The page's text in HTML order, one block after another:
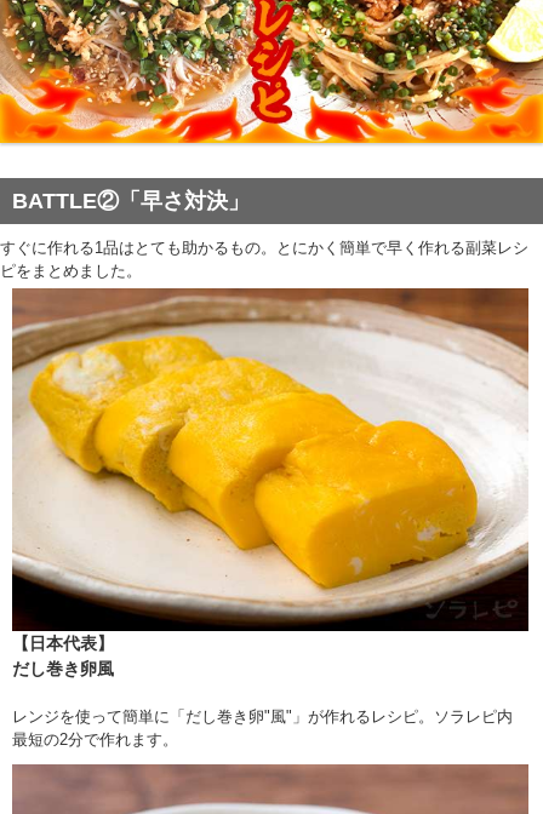
BATTLE②「早さ対決」
すぐに作れる1品はとても助かるもの。とにかく簡単で早く作れる副菜レシ
ピをまとめました。
【日本代表】
だし巻き卵風
レンジを使って簡単に「だし巻き卵"風"」が作れるレシピ。ソラレピ内
最短の2分で作れます。